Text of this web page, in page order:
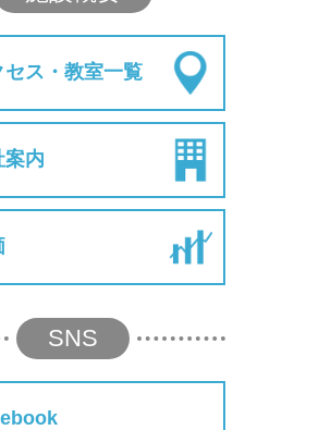
セス・教室一覧
案内
SNS